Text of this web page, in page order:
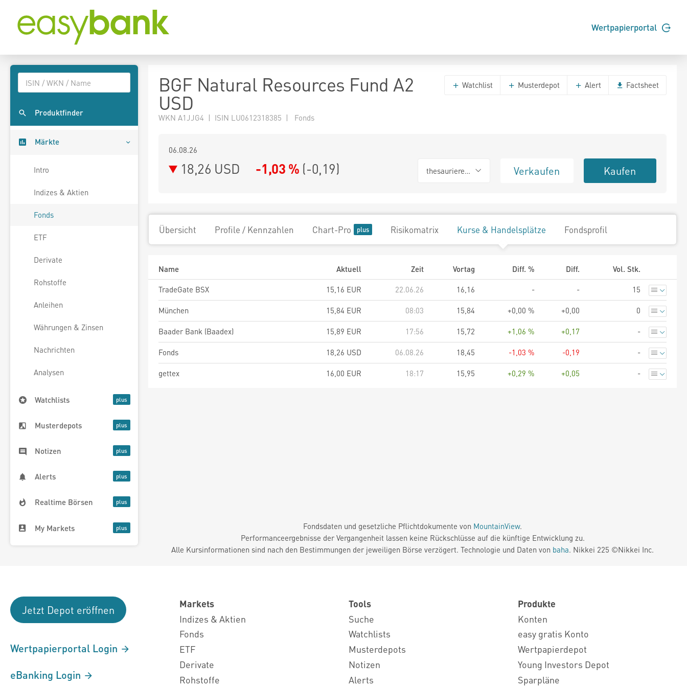
Wertpapierportal
Produktfinder
Märkte
Intro
Indizes & Aktien
Fonds
ETF
Derivate
Rohstoffe
Anleihen
Währungen & Zinsen
Nachrichten
Analysen
Watchlists
Musterdepots
Notizen
Alerts
Realtime Börsen
My Markets
BGF Natural Resources Fund A2
USD
WKN A1JJG4 | ISIN LU0612318385 | Fonds
Watchlist Musterdepot Alert Factsheet
06.08.26
18,26 USD -1,03 % (-0,19) thesaurierend Verkaufen Kaufen
Übersicht Profile / Kennzahlen Chart-Pro Risikomatrix Kurse & Handelsplätze Fondsprofil
Name Aktuell Zeit Vortag Diff. % Diff.
Vol. Stk.
TradeGate BSX
15,16 EUR 22.06.26 16,16 - - 15
München 15,84 EUR 08:03 15,84 +0,00 % +0,00 0
Baader Bank (Baadex) 15,89 EUR 17:56 15,72 +1,06 % +0,17 -
Fonds 18,26 USD 06.08.26 18,45 -1,03 % -0,19 -
gettex 16,00 EUR 18:17 15,95 +0,29 % +0,05 -
Fondsdaten und gesetzliche Pflichtdokumente von MountainView.
Performanceergebnisse der Vergangenheit lassen keine Rückschlüsse auf die künftige Entwicklung zu.
Alle Kursinformationen sind nach den Bestimmungen der jeweiligen Börse verzögert. Technologie und Daten von baha. Nikkei 225 ©Nikkei Inc.
Jetzt Depot eröffnen
Wertpapierportal Login
eBanking Login
Markets
Indizes & Aktien
Fonds
ETF
Derivate
Rohstoffe
Tools
Suche
Watchlists
Musterdepots
Notizen
Alerts
Produkte
Konten
easy gratis Konto
Wertpapierdepot
Young Investors Depot
Sparpläne